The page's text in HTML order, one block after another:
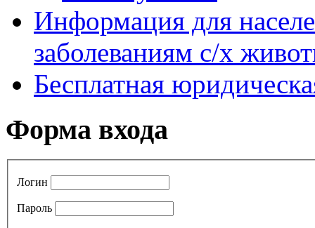
Информация для
заболеваниям с/х
Бесплатная
Форма входа
Логин
Пароль